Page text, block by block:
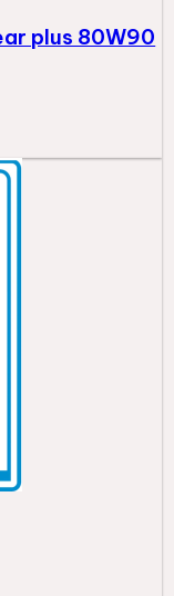
plus 80W90